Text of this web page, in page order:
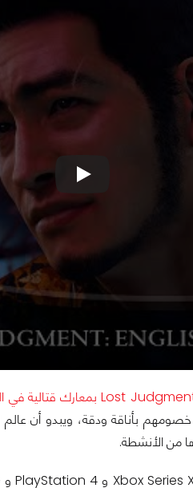
خصومهم بأناقة ودقة، ويبدو أن
من الأنشطة.